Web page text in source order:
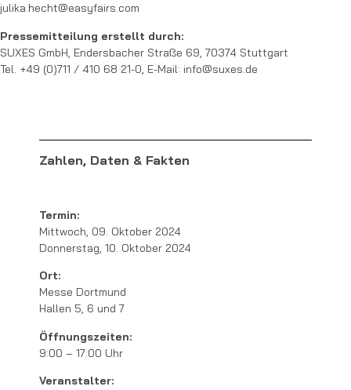
julika.hecht@easyfairs.com
Pressemitteilung erstellt durch:
SUXES GmbH, Endersbacher Straße 69, 70374 Stuttgart
Tel. +49 (0)711 / 410 68 21-0, E-Mail: info@suxes.de
Zahlen, Daten & Fakten
Termin:
Mittwoch, 09. Oktober 2024
Donnerstag, 10. Oktober 2024
Ort:
Messe Dortmund
Hallen 5, 6 und 7
Öffnungszeiten:
9:00 – 17:00 Uhr
Veranstalter: